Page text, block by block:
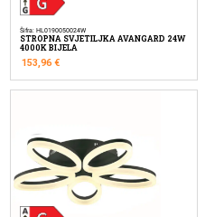
Šifra: HL0190050024W
STROPNA SVJETILJKA AVANGARD 24W
4000K BIJELA
153,96 €